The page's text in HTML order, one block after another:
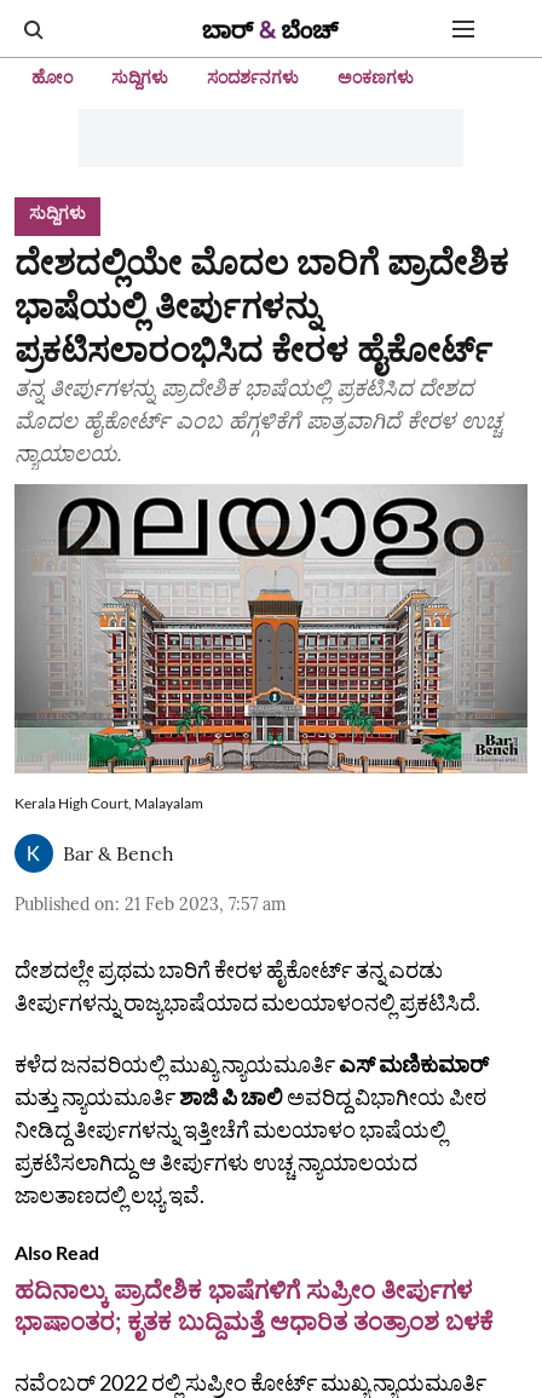
ಹೋಂ ಸುದ್ದಿಗಳು ಸಂದರ್ಶನಗಳು ಅಂಕಣಗಳು
ಸುದ್ದಿಗಳು
ದೇಶದಲ್ಲಿಯೇ ಮೊದಲ ಬಾರಿಗೆ ಪ್ರಾದೇಶಿಕ
ಭಾಷೆಯಲ್ಲಿ ತೀರ್ಪುಗಳನ್ನು
ಪ್ರಕಟಿಸಲಾರಂಭಿಸಿದ ಕೇರಳ ಹೈಕೋರ್ಟ್
ತನ್ನ ತೀರ್ಪುಗಳನ್ನು ಪ್ರಾದೇಶಿಕ ಭಾಷೆಯಲ್ಲಿ ಪ್ರಕಟಿಸಿದ ದೇಶದ
ಮೊದಲ ಹೈಕೋರ್ಟ್ ಎಂಬ ಹೆಗ್ಗಳಿಕೆಗೆ ಪಾತ್ರವಾಗಿದೆ ಕೇರಳ ಉಚ್ಚ
ನ್ಯಾಯಾಲಯ.
Kerala High Court, Malayalam
Bar & Bench
Published on: 21 Feb 2023, 7:57 am
ದೇಶದಲ್ಲೇ ಪ್ರಥಮ ಬಾರಿಗೆ ಕೇರಳ ಹೈಕೋರ್ಟ್‌ ತನ್ನ ಎರಡು
ತೀರ್ಪುಗಳನ್ನು ರಾಜ್ಯಭಾಷೆಯಾದ ಮಲಯಾಳಂನಲ್ಲಿ ಪ್ರಕಟಿಸಿದೆ.
ಕಳೆದ ಜನವರಿಯಲ್ಲಿ ಮುಖ್ಯ ನ್ಯಾಯಮೂರ್ತಿಎಸ್ ಮಣಿಕುಮಾರ್
ಮತ್ತು ನ್ಯಾಯಮೂರ್ತಿಶಾಜಿ ಪಿ ಚಾಲಿಅವರಿದ್ದ ವಿಭಾಗೀಯ ಪೀಠ
ನೀಡಿದ್ದ ತೀರ್ಪುಗಳನ್ನು ಇತ್ತೀಚೆಗೆ ಮಲಯಾಳಂ ಭಾಷೆಯಲ್ಲಿ
ಪ್ರಕಟಿಸಲಾಗಿದ್ದು ಆ ತೀರ್ಪುಗಳು ಉಚ್ಚ ನ್ಯಾಯಾಲಯದ
ಜಾಲತಾಣದಲ್ಲಿ ಲಭ್ಯ ಇವೆ.
Also Read
ಹದಿನಾಲ್ಕು ಪ್ರಾದೇಶಿಕ ಭಾಷೆಗಳಿಗೆ ಸುಪ್ರೀಂ ತೀರ್ಪುಗಳ
ಭಾಷಾಂತರ; ಕೃತಕ ಬುದ್ದಿಮತ್ತೆ ಆಧಾರಿತ ತಂತ್ರಾಂಶ ಬಳಕೆ
ನವೆಂಬರ್ 2022 ರಲ್ಲಿ ಸುಪ್ರೀಂ ಕೋರ್ಟ್‌ ಮುಖ್ಯ ನ್ಯಾಯಮೂರ್ತಿ